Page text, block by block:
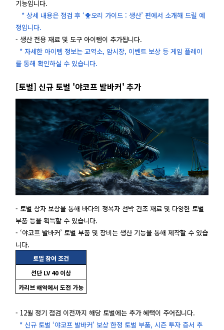
기능입니다.
* 상세 내용은 점검 후 ‘🐥오리 가이드 : 생산’ 편에서 소개해 드릴 예
정입니다.
- 생산 전용 재료 및 도구 아이템이 추가됩니다.
* 자세한 아이템 정보는 교역소, 암시장, 이벤트 보상 등 게임 플레이
를 통해 확인하실 수 있습니다.
[토벌] 신규 토벌 '야코프 발바커' 추가
- 토벌 상자 보상을 통해 바다의 정복자 선박 건조 재료 및 다양한 토벌
부품 등을 획득할 수 있습니다.
- ‘야코프 발바커’ 토벌 부품 및 장비는 생산 기능을 통해 제작할 수 있습
니다.
토벌 참여 조건
선단 LV 40 이상
카리브 해역에서 도전 가능
- 12월 정기 점검 이전까지 해당 토벌에는 추가 혜택이 주어집니다.
* 신규 토벌 ‘야코프 발바커’ 보상 한정 토벌 부품, 시즌 투자 증서 추